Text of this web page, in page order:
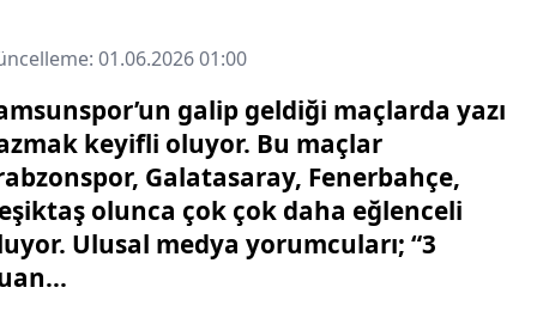
01.06.2026 01:00
galip geldiği maçlarda yazı
keyifli oluyor. Bu maçlar
Galatasaray, Fenerbahçe,
olunca çok çok daha eğlenceli
Ulusal medya yorumcuları; “3